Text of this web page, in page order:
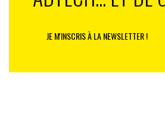
JE M'INSCRIS À LA NEWSLETTER !